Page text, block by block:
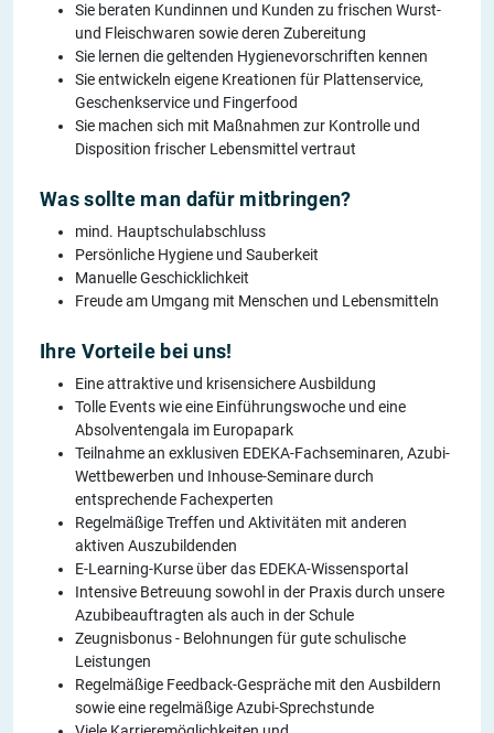
Sie beraten Kundinnen und Kunden zu frischen Wurst-
und Fleischwaren sowie deren Zubereitung
Sie lernen die geltenden Hygienevorschriften kennen
Sie entwickeln eigene Kreationen für Plattenservice,
Geschenkservice und Fingerfood
Sie machen sich mit Maßnahmen zur Kontrolle und
Disposition frischer Lebensmittel vertraut
Was sollte man dafür mitbringen?
mind. Hauptschulabschluss
Persönliche Hygiene und Sauberkeit
Manuelle Geschicklichkeit
Freude am Umgang mit Menschen und Lebensmitteln
Ihre Vorteile bei uns!
Eine attraktive und krisensichere Ausbildung
Tolle Events wie eine Einführungswoche und eine
Absolventengala im Europapark
Teilnahme an exklusiven EDEKA-Fachseminaren, Azubi-
Wettbewerben und Inhouse-Seminare durch
entsprechende Fachexperten
Regelmäßige Treffen und Aktivitäten mit anderen
aktiven Auszubildenden
E-Learning-Kurse über das EDEKA-Wissensportal
Intensive Betreuung sowohl in der Praxis durch unsere
Azubibeauftragten als auch in der Schule
Zeugnisbonus - Belohnungen für gute schulische
Leistungen
Regelmäßige Feedback-Gespräche mit den Ausbildern
sowie eine regelmäßige Azubi-Sprechstunde